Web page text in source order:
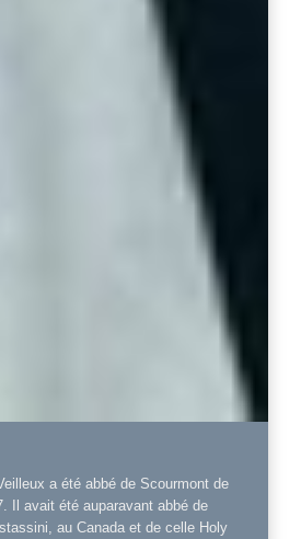
a été abbé de Scourmont de
Il avait été auparavant abbé de
au Canada et de celle Holy